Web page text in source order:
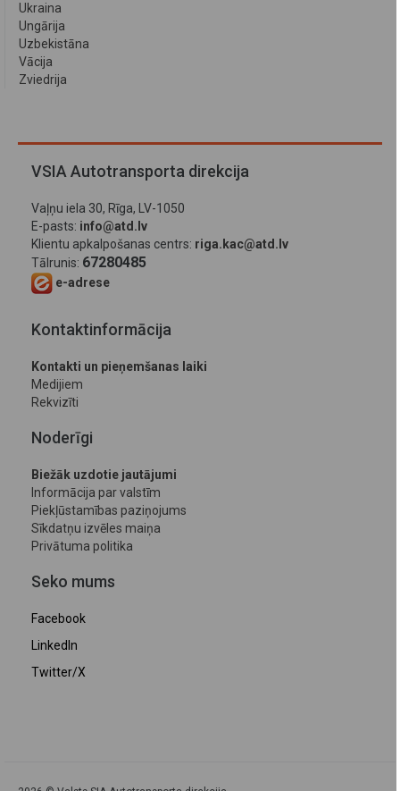
Ukraina
Ungārija
Uzbekistāna
Vācija
Zviedrija
VSIA Autotransporta direkcija
Vaļņu iela 30, Rīga, LV-1050
E-pasts: info@atd.lv
Klientu apkalpošanas centrs: riga.kac@atd.lv
Tālrunis: 67280485
e-adrese
Kontaktinformācija
Kontakti un pieņemšanas laiki
Medijiem
Rekvizīti
Noderīgi
Biežāk uzdotie jautājumi
Informācija par valstīm
Piekļūstamības paziņojums
Sīkdatņu izvēles maiņa
Privātuma politika
Seko mums
Facebook
LinkedIn
Twitter/X